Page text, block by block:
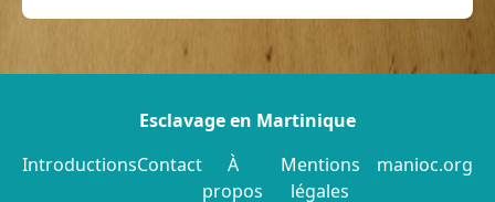
Esclavage en Martinique
IntroductionsContact
À
propos
Mentions
légales
manioc.org